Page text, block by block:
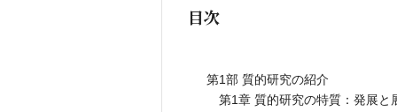
目次
第1部 質的研究の紹介
第1章 質的研究の特質：発展と